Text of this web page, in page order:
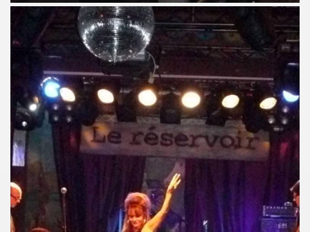
DUVALL" par JEAN-EMMANUEL DELUXE.
& LES EXTRATERRESTRES : chronique
FRANCE dans le cadre de l'exposition "L'esprit
FRANCE ("chante Jacques Duvall") par PIERRE &
detaillee des reeditions remasterisees 2017 des
DUVALL") dans le videoclip scopitone "PATRICIA"
le 29 octobre 2016 au Trianon : compte rendu.
DUVALL", Freaksville, 2016) et CHRISSIE HYNDE